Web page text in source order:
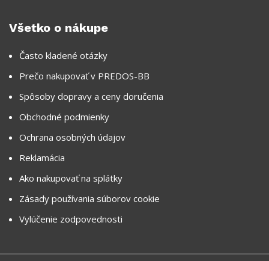
Všetko o nákupe
Často kladené otázky
Prečo nakupovať v PREDOS-BB
Spôsoby dopravy a ceny doručenia
Obchodné podmienky
Ochrana osobných údajov
Reklamácia
Ako nakupovať na splátky
Zásady používania súborov cookie
Vylúčenie zodpovednosti